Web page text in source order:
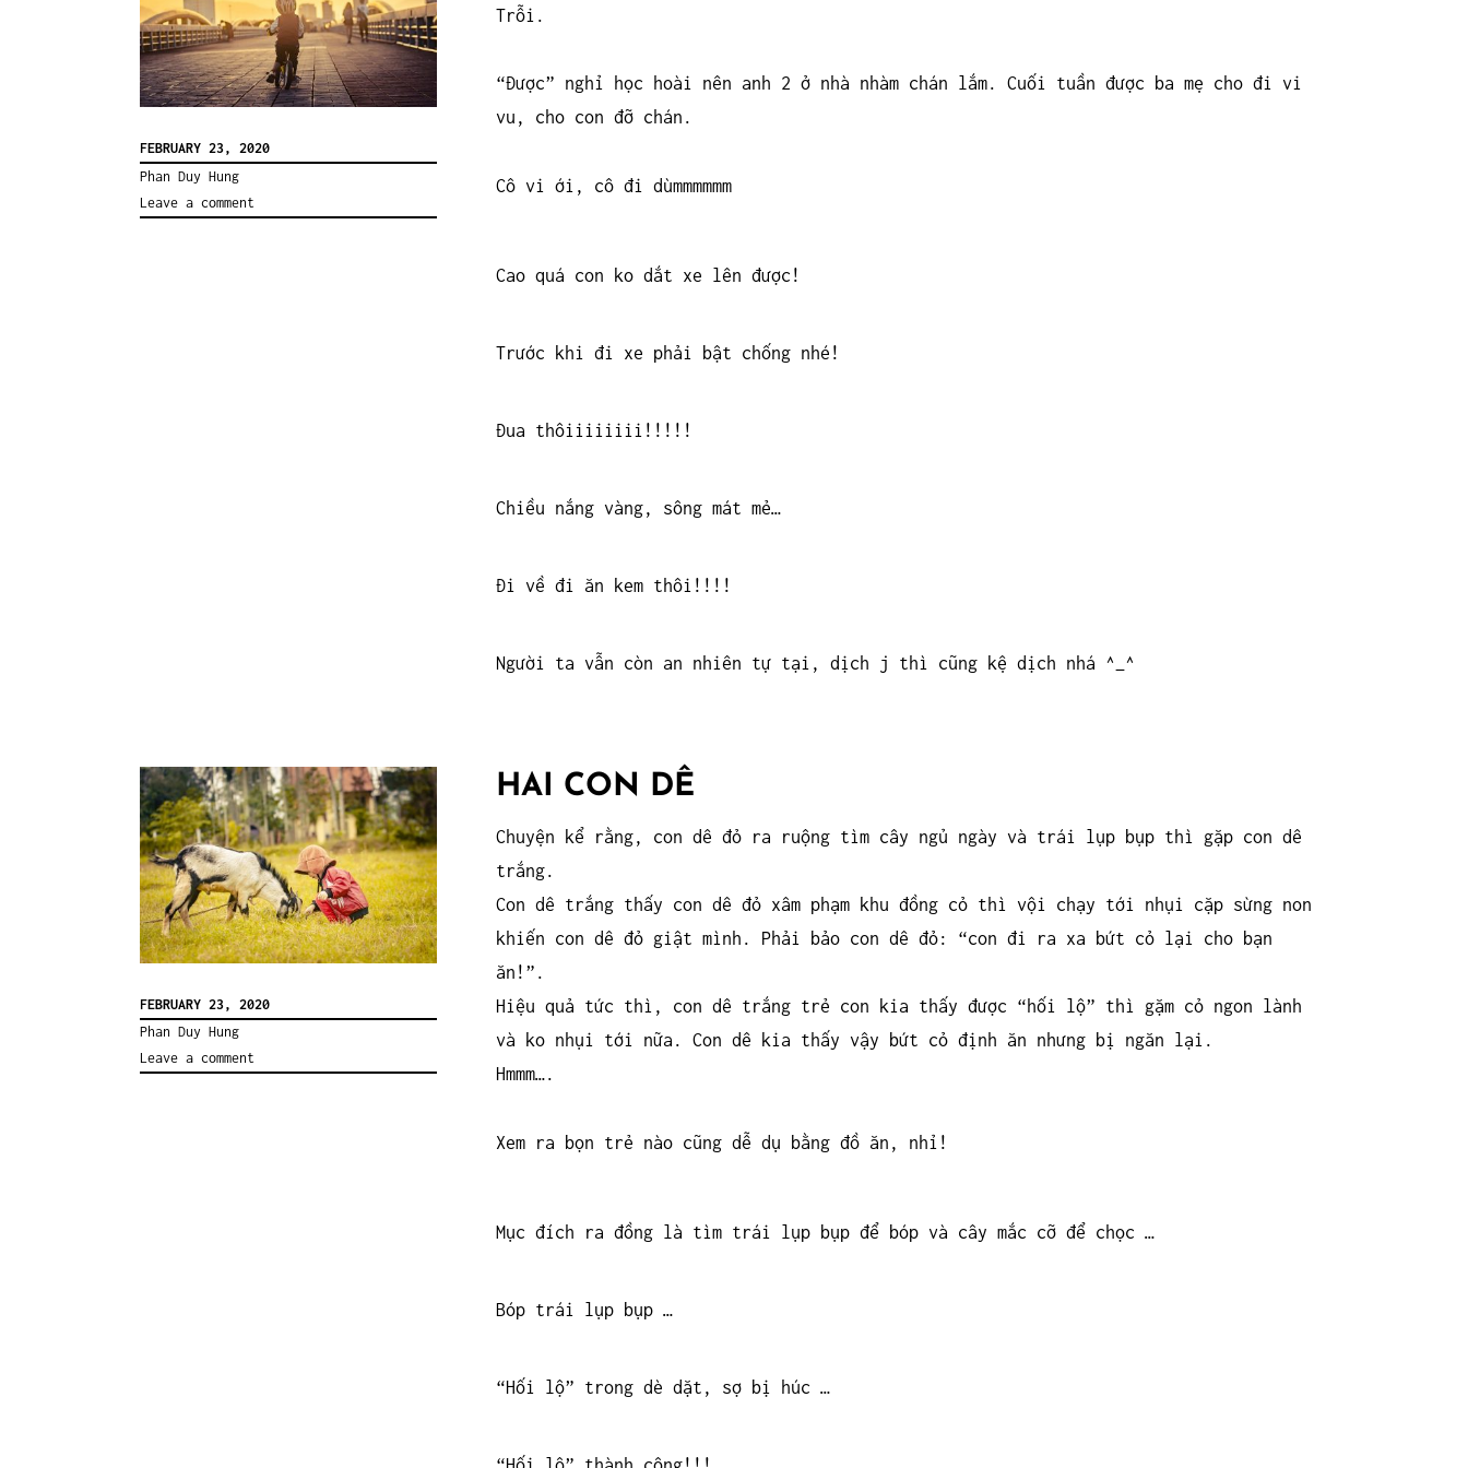
FEBRUARY 23, 2020
Phan Duy Hung
Leave a comment
Trỗi.
“Được” nghỉ học hoài nên anh 2 ở nhà nhàm chán lắm. Cuối tuần được ba mẹ cho đi vi
vu, cho con đỡ chán.
Cô vi ới, cô đi dùmmmmmm
Cao quá con ko dắt xe lên được!
Trước khi đi xe phải bật chống nhé!
Đua thôiiiiiiii!!!!!
Chiều nắng vàng, sông mát mẻ…
Đi về đi ăn kem thôi!!!!
Người ta vẫn còn an nhiên tự tại, dịch j thì cũng kệ dịch nhá ^_^
FEBRUARY 23, 2020
Phan Duy Hung
Leave a comment
HAI CON DÊ
Chuyện kể rằng, con dê đỏ ra ruộng tìm cây ngủ ngày và trái lụp bụp thì gặp con dê
trắng.
Con dê trắng thấy con dê đỏ xâm phạm khu đồng cỏ thì vội chạy tới nhụi cặp sừng non
khiến con dê đỏ giật mình. Phải bảo con dê đỏ: “con đi ra xa bứt cỏ lại cho bạn
ăn!”.
Hiệu quả tức thì, con dê trắng trẻ con kia thấy được “hối lộ” thì gặm cỏ ngon lành
và ko nhụi tới nữa. Con dê kia thấy vậy bứt cỏ định ăn nhưng bị ngăn lại.
Hmmm….
Xem ra bọn trẻ nào cũng dễ dụ bằng đồ ăn, nhỉ!
Mục đích ra đồng là tìm trái lụp bụp để bóp và cây mắc cỡ để chọc …
Bóp trái lụp bụp …
“Hối lộ” trong dè dặt, sợ bị húc …